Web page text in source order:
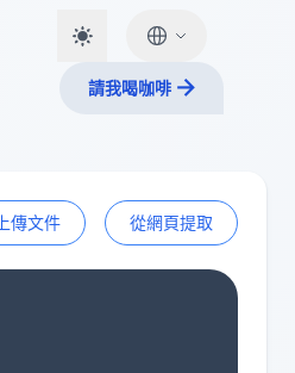
請我喝咖啡
上傳文件 從網頁提取